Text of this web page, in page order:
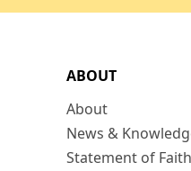
ABOUT
About
News &
Statement of Faith